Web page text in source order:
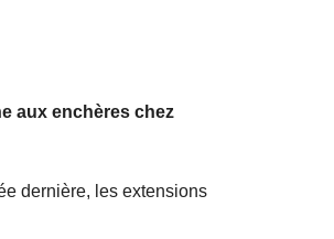
aux enchères chez
dernière, les extensions